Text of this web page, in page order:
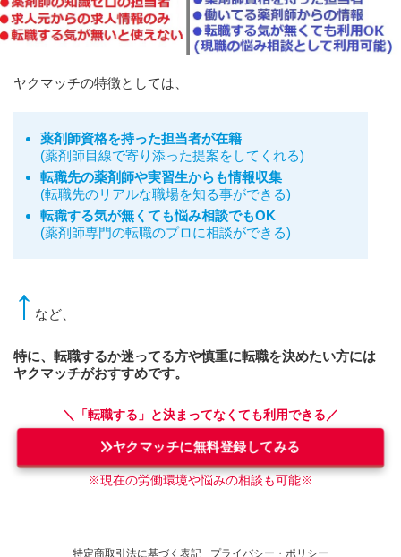
ヤクマッチの特徴としては、
薬剤師資格を持った担当者が在籍
(薬剤師目線で寄り添った提案をしてくれる)
転職先の薬剤師や実習生からも情報収集
(転職先のリアルな職場を知る事ができる)
転職する気が無くても悩み相談でもOK
(薬剤師専門の転職のプロに相談ができる)
↑ など、
特に、転職するか迷ってる方や慎重に転職を決めたい方には
ヤクマッチがおすすめです。
＼「転職する」と決まってなくても利用できる／
ヤクマッチに無料登録してみる
※現在の労働環境や悩みの相談も可能※
特定商取引法に基づく表記 プライバシー・ポリシー